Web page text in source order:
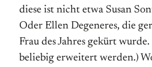
diese ist nicht etwa Susan
Oder Ellen Degeneres, die
Frau des Jahres gekürt
beliebig erweitert werden.)